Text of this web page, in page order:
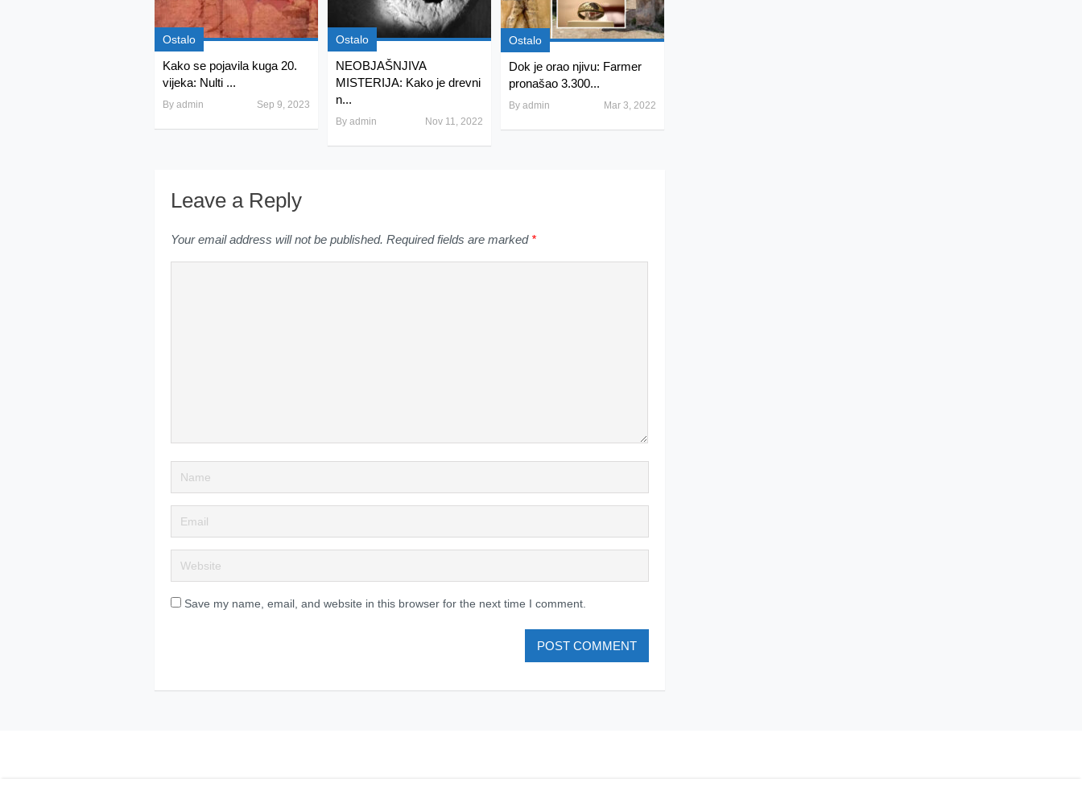
Ostalo
Kako se pojavila kuga 20.
vijeka: Nulti ...
By admin Sep 9, 2023
Ostalo
NEOBJAŠNJIVA
MISTERIJA: Kako je drevni
n...
By admin Nov 11, 2022
Ostalo
Dok je orao njivu: Farmer
pronašao 3.300...
By admin Mar 3, 2022
Leave a Reply
Your email address will not be published. Required fields are marked *
Save my name, email, and website in this browser for the next time I comment.